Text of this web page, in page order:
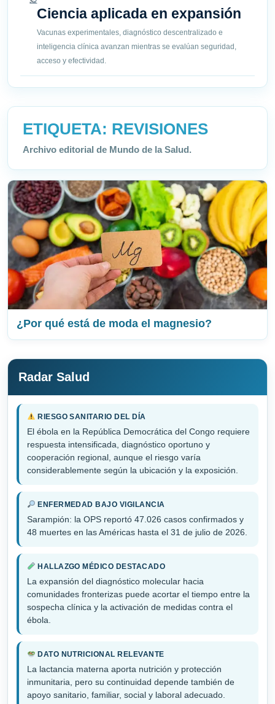
Ciencia aplicada en expansión
Vacunas experimentales, diagnóstico descentralizado e
inteligencia clínica avanzan mientras se evalúan seguridad,
acceso y efectividad.
ETIQUETA: REVISIONES
Archivo editorial de Mundo de la Salud.
¿Por qué está de moda el magnesio?
Radar Salud
RIESGO SANITARIO DEL DÍA
El ébola en la República Democrática del Congo requiere
respuesta intensificada, diagnóstico oportuno y
cooperación regional, aunque el riesgo varía
considerablemente según la ubicación y la exposición.
ENFERMEDAD BAJO VIGILANCIA
Sarampión: la OPS reportó 47.026 casos confirmados y
48 muertes en las Américas hasta el 31 de julio de 2026.
HALLAZGO MÉDICO DESTACADO
La expansión del diagnóstico molecular hacia
comunidades fronterizas puede acortar el tiempo entre la
sospecha clínica y la activación de medidas contra el
ébola.
DATO NUTRICIONAL RELEVANTE
La lactancia materna aporta nutrición y protección
inmunitaria, pero su continuidad depende también de
apoyo sanitario, familiar, social y laboral adecuado.